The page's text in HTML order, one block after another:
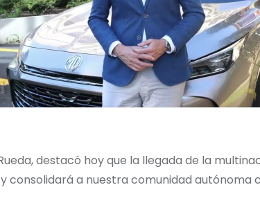
destacó hoy que la llegada de la
consolidará a nuestra comunidad